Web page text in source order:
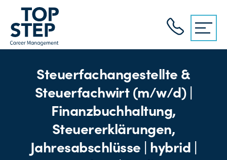
Steuerfachangestellte &
Steuerfachwirt (m/w/d) |
Finanzbuchhaltung,
Steuererklärungen,
Jahresabschlüsse | hybrid |